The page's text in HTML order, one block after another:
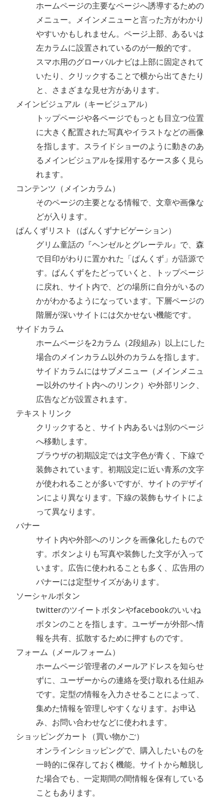
ホームページの主要なページへ誘導するための
メニュー。メインメニューと言った方がわかり
やすいかもしれません。ページ上部、あるいは
左カラムに設置されているのが一般的です。
スマホ用のグローバルナビは上部に固定されて
いたり、クリックすることで横から出てきたり
と、さまざまな見せ方があります。
メインビジュアル（キービジュアル）
トップページや各ページでもっとも目立つ位置
に大きく配置された写真やイラストなどの画像
を指します。スライドショーのように動きのあ
るメインビジュアルを採用するケース多く見ら
れます。
コンテンツ（メインカラム）
そのページの主要となる情報で、文章や画像な
どが入ります。
ぱんくずリスト（ぱんくずナビゲーション）
グリム童話の『ヘンゼルとグレーテル』で、森
で目印がわりに置かれた「ぱんくず」が語源で
す。ぱんくずをたどっていくと、トップページ
に戻れ、サイト内で、どの場所に自分がいるの
かがわかるようになっています。下層ページの
階層が深いサイトには欠かせない機能です。
サイドカラム
ホームページを2カラム（2段組み）以上にした
場合のメインカラム以外のカラムを指します。
サイドカラムにはサブメニュー（メインメニュ
ー以外のサイト内へのリンク）や外部リンク、
広告などが設置されます。
テキストリンク
クリックすると、サイト内あるいは別のページ
へ移動します。
ブラウザの初期設定では文字色が青く、下線で
装飾されています。初期設定に近い青系の文字
が使われることが多いですが、サイトのデザイ
ンにより異なります。下線の装飾もサイトによ
って異なります。
バナー
サイト内や外部へのリンクを画像化したもので
す。ボタンよりも写真や装飾した文字が入って
います。広告に使われることも多く、広告用の
バナーには定型サイズがあります。
ソーシャルボタン
twitterのツイートボタンやfacebookのいいね
ボタンのことを指します。ユーザーが外部へ情
報を共有、拡散するために押すものです。
フォーム（メールフォーム）
ホームページ管理者のメールアドレスを知らせ
ずに、ユーザーからの連絡を受け取れる仕組み
です。定型の情報を入力させることによって、
集めた情報を管理しやすくなります。お申込
み、お問い合わせなどに使われます。
ショッピングカート（買い物かご）
オンラインショッピングで、購入したいものを
一時的に保存しておく機能。サイトから離脱し
た場合でも、一定期間の間情報を保有している
こともあります。